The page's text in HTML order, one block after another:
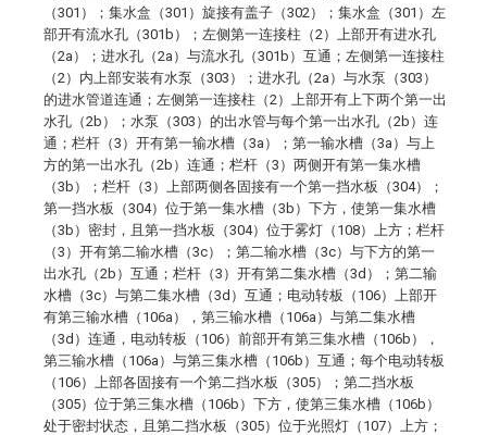
（301）；集水盒（301）旋接有盖子（302）；集水盒（301）左
部开有流水孔（301b）；左侧第一连接柱（2）上部开有进水孔
（2a）；进水孔（2a）与流水孔（301b）互通；左侧第一连接柱
（2）内上部安装有水泵（303）；进水孔（2a）与水泵（303）
的进水管道连通；左侧第一连接柱（2）上部开有上下两个第一出
水孔（2b）；水泵（303）的出水管与每个第一出水孔（2b）连
通；栏杆（3）开有第一输水槽（3a）；第一输水槽（3a）与上
方的第一出水孔（2b）连通；栏杆（3）两侧开有第一集水槽
（3b）；栏杆（3）上部两侧各固接有一个第一挡水板（304）；
第一挡水板（304）位于第一集水槽（3b）下方，使第一集水槽
（3b）密封，且第一挡水板（304）位于雾灯（108）上方；栏杆
（3）开有第二输水槽（3c）；第二输水槽（3c）与下方的第一
出水孔（2b）互通；栏杆（3）开有第二集水槽（3d）；第二输
水槽（3c）与第二集水槽（3d）互通；电动转板（106）上部开
有第三输水槽（106a），第三输水槽（106a）与第二集水槽
（3d）连通，电动转板（106）前部开有第三集水槽（106b），
第三输水槽（106a）与第三集水槽（106b）互通；每个电动转板
（106）上部各固接有一个第二挡水板（305）；第二挡水板
（305）位于第三集水槽（106b）下方，使第三集水槽（106b）
处于密封状态，且第二挡水板（305）位于光照灯（107）上方；